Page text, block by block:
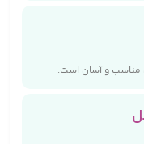
مناسب و آسان است.